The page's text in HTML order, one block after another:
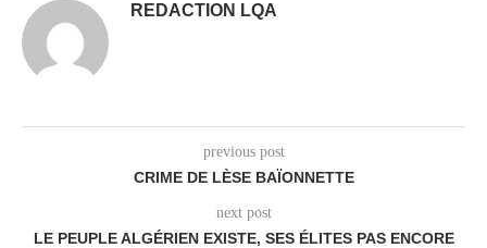
REDACTION LQA
previous post
CRIME DE LÈSE BAÏONNETTE
next post
LE PEUPLE ALGÉRIEN EXISTE, SES ÉLITES PAS ENCORE